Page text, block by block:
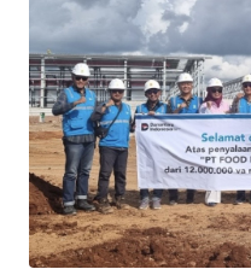
INFO
IKLAN
TENTANG
KAMI
PEDOMAN
MEDIA